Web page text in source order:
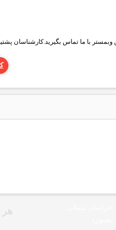
پشتیبانی ما 24 ساعته آماده خدمت رسانی به شما کاربران